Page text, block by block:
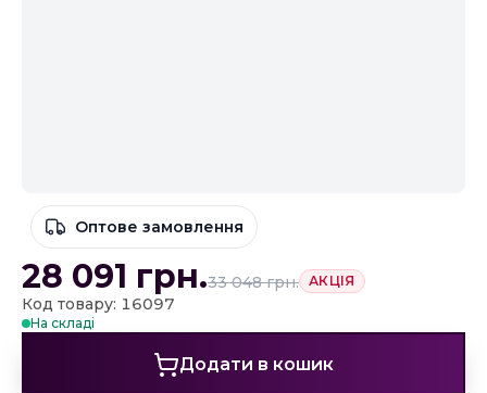
Оптове замовлення
28 091 грн.33 048грн. АКЦІЯ
Код товару: 16097
На складі
Додати в кошик